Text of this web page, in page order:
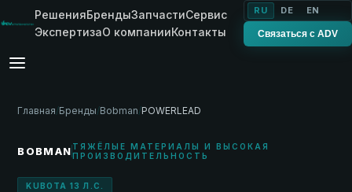
РешенияБрендыЗапчастиСервис
ЭкспертизаО компанииКонтакты
RU DE EN
Связаться с ADV
Главная/Бренды/Bobman/POWERLEAD
BOBMANТЯЖЁЛЫЕ МАТЕРИАЛЫ И ВЫСОКАЯ
ПРОИЗВОДИТЕЛЬНОСТЬ
KUBOTA 13 Л.С.